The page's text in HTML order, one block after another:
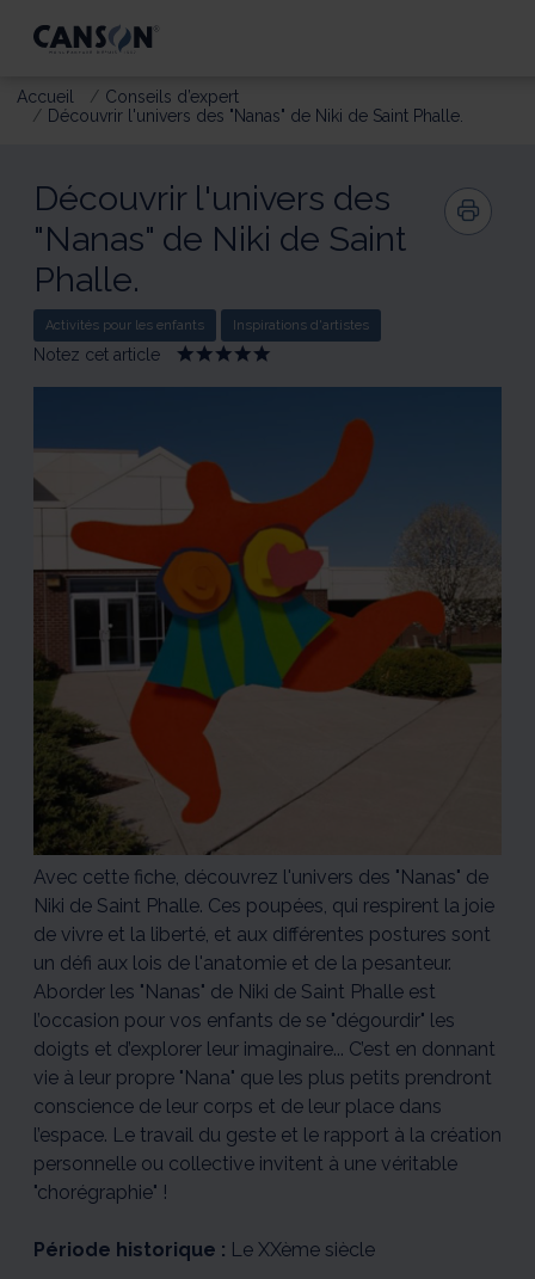
Accueil
Conseils d’expert
Découvrir l'univers des "Nanas" de Niki de Saint Phalle.
Découvrir l'univers des
"Nanas" de Niki de Saint
Phalle.
Activités pour les enfants Inspirations d'artistes
Notez cet article
Give
de
Niki
de
Saint
1/5
Give
Niki
2/5
Give
Niki
Phalle.
3/5
Give
de
Phalle.
4/5
Give
Phalle.
Avec cette fiche, découvrez l'univers des "Nanas" de
Niki de Saint Phalle. Ces poupées, qui respirent la joie
de vivre et la liberté, et aux différentes postures sont
un défi aux lois de l'anatomie et de la pesanteur.
Aborder les "Nanas" de Niki de Saint Phalle est
l’occasion pour vos enfants de se "dégourdir" les
doigts et d’explorer leur imaginaire... C’est en donnant
vie à leur propre "Nana" que les plus petits prendront
conscience de leur corps et de leur place dans
l’espace. Le travail du geste et le rapport à la création
personnelle ou collective invitent à une véritable
"chorégraphie" !
Période historique : Le XXème siècle